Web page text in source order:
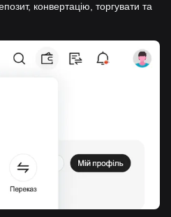
конвертацію, торгувати та